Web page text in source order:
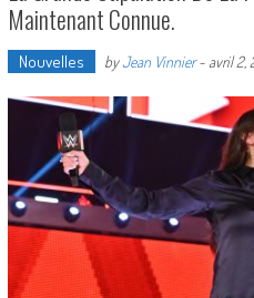
Maintenant Connue.
Nouvelles byJean Vinnier- avril 2,